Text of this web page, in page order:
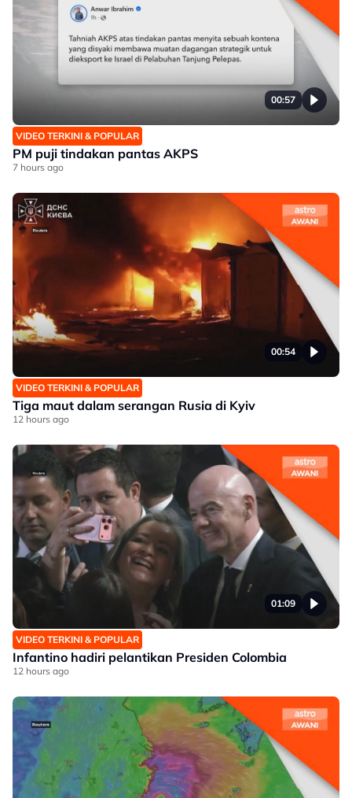
00:57
VIDEO TERKINI & POPULAR
PM puji tindakan pantas AKPS
7 hours ago
00:54
VIDEO TERKINI & POPULAR
Tiga maut dalam serangan Rusia di Kyiv
12 hours ago
01:09
VIDEO TERKINI & POPULAR
Infantino hadiri pelantikan Presiden Colombia
12 hours ago